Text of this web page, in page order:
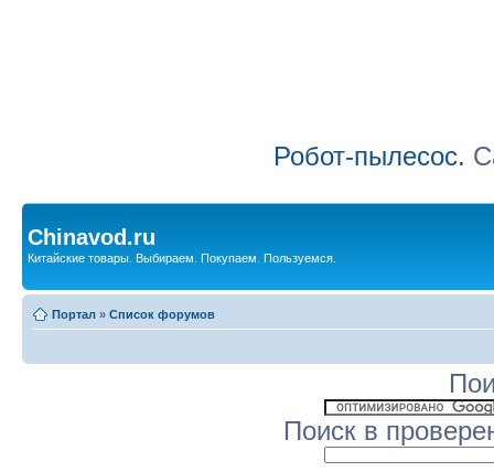
Робот-пылесос.
Chinavod.ru
Китайские товары. Выбираем. Покупаем. Пользуемся.
Портал » Список форумов
Поиск в